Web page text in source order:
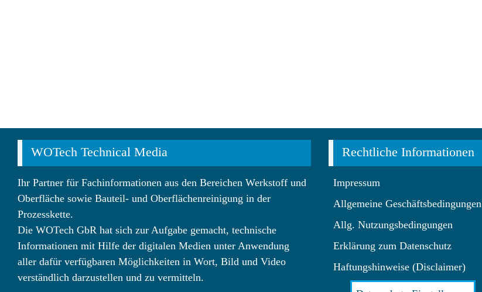
WOTech Technical Media
Ihr Partner für Fachinformationen aus den Bereichen Werkstoff und
Oberfläche sowie Bauteil- und Oberflächenreinigung in der
Prozesskette.
Die WOTech GbR hat sich zur Aufgabe gemacht, technische
Informationen mit Hilfe der digitalen Medien unter Anwendung
aller dafür verfügbaren Möglichkeiten in Wort, Bild und Video
verständlich darzustellen und zu vermitteln.
Rechtliche Informationen
Impressum
Allgemeine Geschäftsbedingungen
Allg. Nutzungsbedingungen
Erklärung zum Datenschutz
Haftungshinweise (Disclaimer)